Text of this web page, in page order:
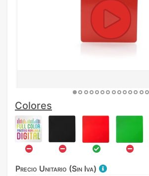
Colores
Precio Unitario (Sin Iva)